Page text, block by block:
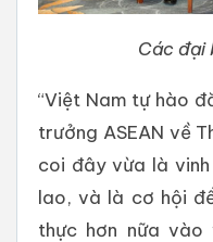
Các đại
“Việt Nam tự hào
trưởng ASEAN về
coi đây vừa là
lao, và là cơ hội
thực hơn nữa vào